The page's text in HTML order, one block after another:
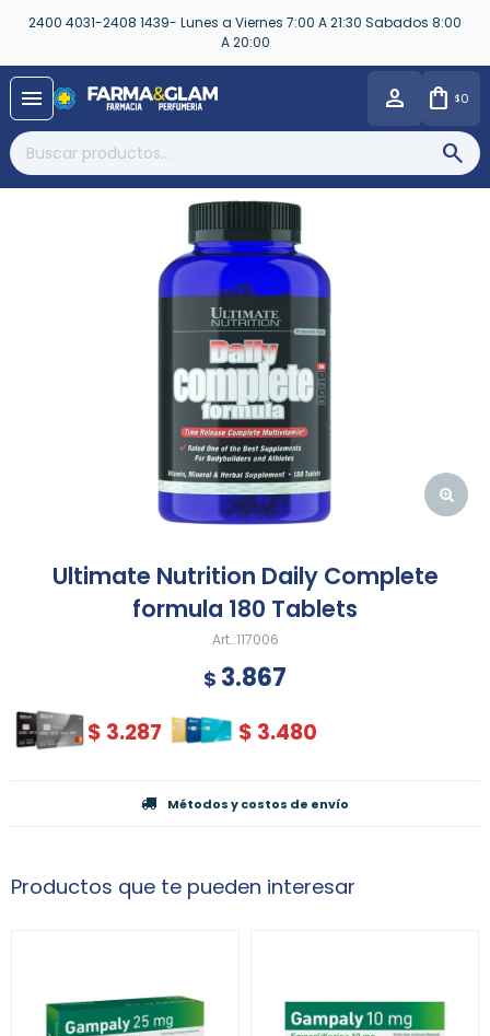
2400 4031-2408 1439- Lunes a Viernes 7:00 A 21:30 Sabados 8:00
A 20:00
menu $0
Ultimate Nutrition Daily Complete
formula 180 Tablets
117006
$ 3.867
$ 3.287 $ 3.480
Métodos y costos de envío
Productos que te pueden interesar